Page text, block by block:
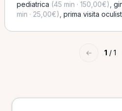
pediatrica (45 min · 150,00€)
min · 25,00€) prima visita
← 1 / 1